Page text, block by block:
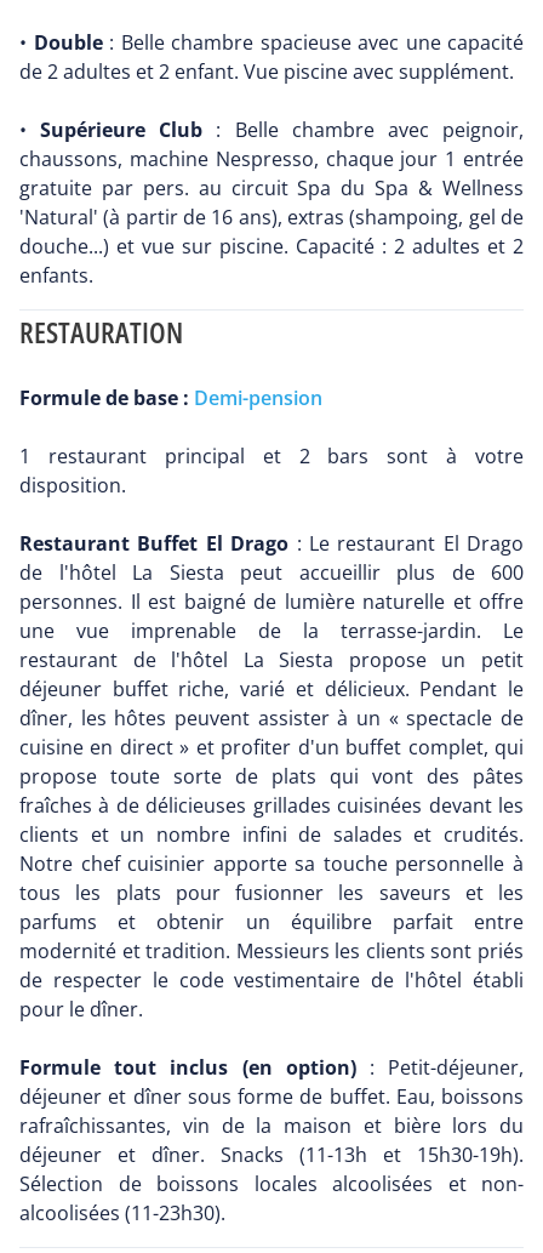
• Double : Belle chambre spacieuse avec une capacité
de 2 adultes et 2 enfant. Vue piscine avec supplément.
•Supérieure Club : Belle chambre avec peignoir,
chaussons, machine Nespresso, chaque jour 1 entrée
gratuite par pers. au circuit Spa du Spa & Wellness
'Natural' (à partir de 16 ans), extras (shampoing, gel de
douche...) et vue sur piscine. Capacité : 2 adultes et 2
enfants.
RESTAURATION
Formule de base : Demi-pension
1 restaurant principal et 2 bars sont à votre
disposition.
Restaurant Buffet El Drago : Le restaurant El Drago
de l'hôtel La Siesta peut accueillir plus de 600
personnes. Il est baigné de lumière naturelle et offre
une vue imprenable de la terrasse-jardin. Le
restaurant de l'hôtel La Siesta propose un petit
déjeuner buffet riche, varié et délicieux. Pendant le
dîner, les hôtes peuvent assister à un « spectacle de
cuisine en direct » et profiter d'un buffet complet, qui
propose toute sorte de plats qui vont des pâtes
fraîches à de délicieuses grillades cuisinées devant les
clients et un nombre infini de salades et crudités.
Notre chef cuisinier apporte sa touche personnelle à
tous les plats pour fusionner les saveurs et les
parfums et obtenir un équilibre parfait entre
modernité et tradition. Messieurs les clients sont priés
de respecter le code vestimentaire de l'hôtel établi
pour le dîner.
Formule tout inclus (en option): Petit-déjeuner,
déjeuner et dîner sous forme de buffet. Eau, boissons
rafraîchissantes, vin de la maison et bière lors du
déjeuner et dîner. Snacks (11-13h et 15h30-19h).
Sélection de boissons locales alcoolisées et non-
alcoolisées (11-23h30).